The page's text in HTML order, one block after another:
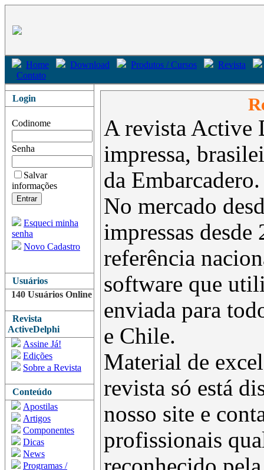
Home Download Produtos / Cursos
Revista
Contato
Login
Codinome
Senha
Salvar
informações
Esqueci minha
senha
Novo Cadastro
Usuários
140 Usuários Online
Revista
ActiveDelphi
Assine Já!
Edições
Sobre a Revista
Conteúdo
Apostilas
Artigos
Componentes
Dicas
News
Programas /
A revista Active
impressa,
da Embarcadero.
No mercado
impressas
referência
software que
enviada para
e Chile.
Material de
revista só está
nosso site e
profissionais